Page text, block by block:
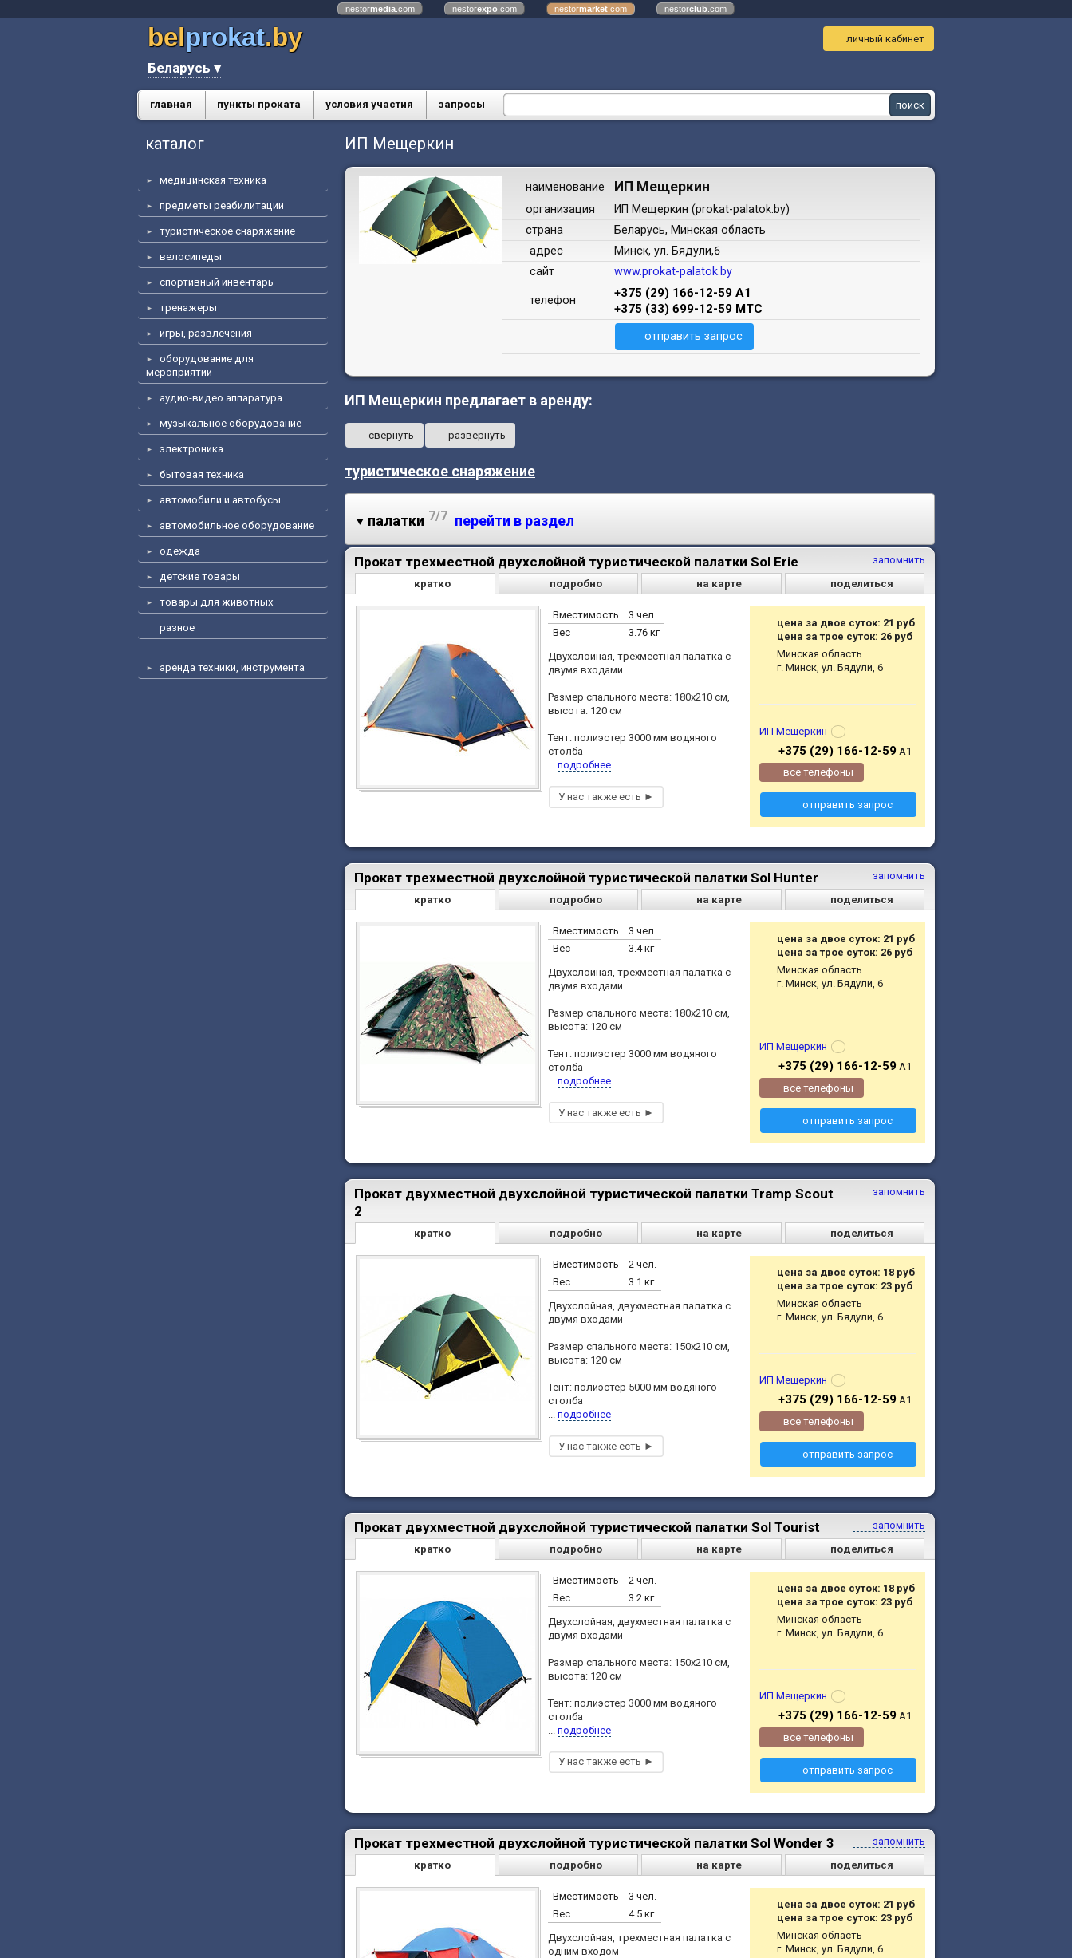
nestormedia .com nestorexpo .com nestormarket .com nestorclub .com
belprokat.by
Беларусь ▾
личный кабинет
главная пункты проката условия участия запросы
каталог
медицинская техника
предметы реабилитации
туристическое снаряжение
велосипеды
спортивный инвентарь
тренажеры
игры, развлечения
оборудование для
мероприятий
аудио-видео аппаратура
музыкальное оборудование
электроника
бытовая техника
автомобили и автобусы
автомобильное оборудование
одежда
детские товары
товары для животных
разное
аренда техники, инструмента
ИП Мещеркин
наименование ИП Мещеркин
организация
ИП Мещеркин (prokat-palatok.by)
страна
Беларусь, Минская область
адрес
Минск, ул. Бядули,6
сайт
www.prokat-palatok.by
телефон
+375 (29) 166-12-59 A1
+375 (33) 699-12-59 MTC
отправить запрос
ИП Мещеркин предлагает в аренду:
свернуть развернуть
туристическое снаряжение
палатки 7/7 перейти в раздел
запомнить
Прокат трехместной двухслойной туристической палатки Sol Erie
кратко подробно на карте поделиться
Вместимость
3 чел.
Вес
3.76 кг
Двухслойная, трехместная палатка с
двумя входами
Размер спального места: 180х210 см,
высота: 120 см
Тент: полиэстер 3000 мм водяного
столба
... подробнее
цена за двое суток: 21 руб
цена за трое суток: 26 руб
Минская область
г. Минск, ул. Бядули, 6
ИП Мещеркин
+375 (29) 166-12-59A1
все телефоны
отправить запрос
запомнить
Прокат трехместной двухслойной туристической палатки Sol Hunter
кратко подробно на карте поделиться
Вместимость
3 чел.
Вес
3.4 кг
Двухслойная, трехместная палатка с
двумя входами
Размер спального места: 180х210 см,
высота: 120 см
Тент: полиэстер 3000 мм водяного
столба
подробнее
цена за двое суток: 21 руб
цена за трое суток: 26 руб
Минская область
г. Минск, ул. Бядули, 6
ИП Мещеркин
+375 (29) 166-12-59A1
все телефоны
отправить запрос
запомнить
Прокат двухместной двухслойной туристической палатки Tramp Scout
2
кратко подробно на карте поделиться
Вместимость
2 чел.
Вес
3.1 кг
Двухслойная, двухместная палатка с
двумя входами
Размер спального места: 150х210 см,
высота: 120 см
Тент: полиэстер 5000 мм водяного
столба
подробнее
цена за двое суток: 18 руб
цена за трое суток: 23 руб
Минская область
г. Минск, ул. Бядули, 6
ИП Мещеркин
+375 (29) 166-12-59A1
все телефоны
отправить запрос
запомнить
Прокат двухместной двухслойной туристической палатки Sol Tourist
кратко подробно на карте поделиться
Вместимость
2 чел.
Вес
3.2 кг
Двухслойная, двухместная палатка с
двумя входами
Размер спального места: 150х210 см,
высота: 120 см
Тент: полиэстер 3000 мм водяного
столба
подробнее
цена за двое суток: 18 руб
цена за трое суток: 23 руб
Минская область
г. Минск, ул. Бядули, 6
ИП Мещеркин
+375 (29) 166-12-59A1
все телефоны
отправить запрос
запомнить
Прокат трехместной двухслойной туристической палатки Sol Wonder 3
кратко подробно на карте поделиться
Вместимость
3 чел.
Вес
4.5 кг
Двухслойная, трехместная палатка с
одним входом
цена за двое суток: 21 руб
цена за трое суток: 23 руб
Минская область
г. Минск, ул. Бядули, 6